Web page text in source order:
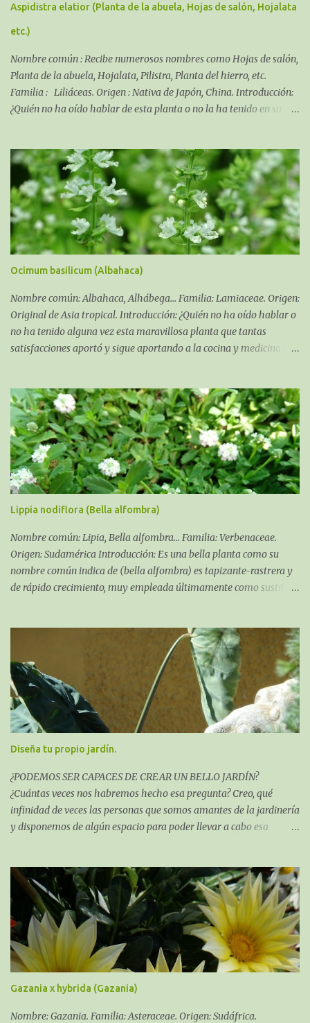
Aspidistra elatior (Planta de la abuela, Hojas de salón, Hojalata
etc.)
Nombre común : Recibe numerosos nombres como Hojas de salón,
Planta de la abuela, Hojalata, Pilistra, Planta del hierro, etc.
Familia : Liliáceas. Origen : Nativa de Japón, China. Introducción:
¿Quién no ha oído hablar de esta planta o no la ha tenido en su
"planta de la abuela" .
Ocimum basilicum (Albahaca)
Nombre común: Albahaca, Alhábega... Familia: Lamiaceae. Origen:
Original de Asia tropical. Introducción: ¿Quién no ha oído hablar o
no ha tenido alguna vez esta maravillosa planta que tantas
satisfacciones aportó y sigue aportando a la cocina y medicina en
tres hierbas aromáticas por excelencia. La que nos ocupa en esta
entrada es una hierba aromática-medicinal anual, aún cultivada
como perenne en países de clima tropical. Es una de las plantas
cultivadas desde hace muchísimos años (milenios.)
Lippia nodiflora (Bella alfombra)
Nombre común: Lipia, Bella alfombra... Familia: Verbenaceae.
Origen: Sudamérica Introducción: Es una bella planta como su
nombre común indica de (bella alfombra) es tapizante-rastrera y
de rápido crecimiento, muy empleada últimamente como sustituta
pisada, si bien no constantemente por el mismo lugar.
Diseña tu propio jardín.
¿PODEMOS SER CAPACES DE CREAR UN BELLO JARDÍN?
¿Cuántas veces nos habremos hecho esa pregunta? Creo, qué
infinidad de veces las personas que somos amantes de la jardinería
y disponemos de algún espacio para poder llevar a cabo esa
Gazania x hybrida (Gazania)
Nombre: Gazania. Familia: Asteraceae. Origen: Sudáfrica.